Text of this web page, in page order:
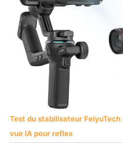
Test du stabilisateur FeiyuTech
vue IA pour reflex